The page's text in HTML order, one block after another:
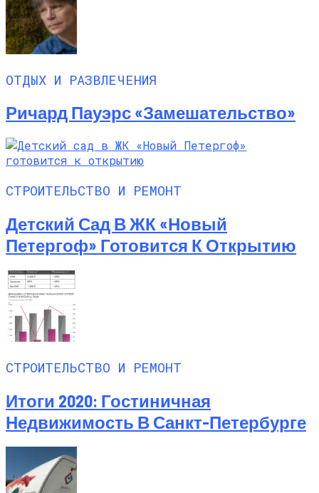
ОТДЫХ И РАЗВЛЕЧЕНИЯ
Ричард Пауэрс «Замешательство»
СТРОИТЕЛЬСТВО И РЕМОНТ
Детский Сад В ЖК «Новый
Петергоф» Готовится К Открытию
СТРОИТЕЛЬСТВО И РЕМОНТ
Итоги 2020: Гостиничная
Недвижимость В Санкт-Петербурге